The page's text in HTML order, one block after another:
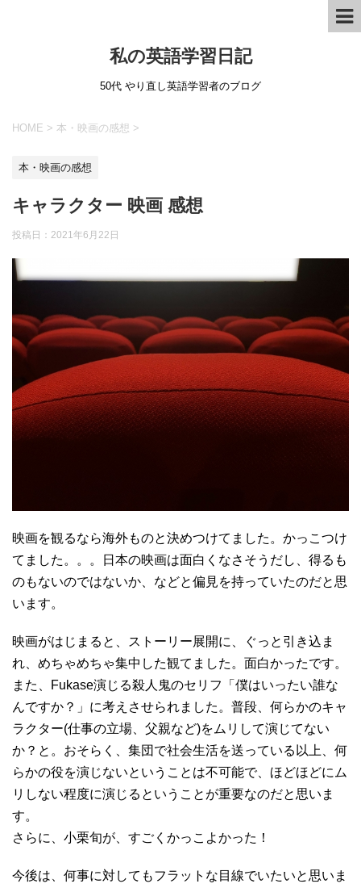
私の英語学習日記
50代 やり直し英語学習者のブログ
HOME > 本・映画の感想 >
本・映画の感想
キャラクター 映画 感想
投稿日： 2021年6月22日
映画を観るなら海外ものと決めつけてました。かっこつけ
てました。。。日本の映画は面白くなさそうだし、得るも
のもないのではないか、などと偏見を持っていたのだと思
います。
映画がはじまると、ストーリー展開に、ぐっと引き込ま
れ、めちゃめちゃ集中した観てました。面白かったです。
また、Fukase演じる殺人鬼のセリフ「僕はいったい誰な
んですか？」に考えさせられました。普段、何らかのキャ
ラクター(仕事の立場、父親など)をムリして演じてない
か？と。おそらく、集団で社会生活を送っている以上、何
らかの役を演じないということは不可能で、ほどほどにム
リしない程度に演じるということが重要なのだと思いま
す。
さらに、小栗旬が、すごくかっこよかった！
今後は、何事に対してもフラットな目線でいたいと思いま